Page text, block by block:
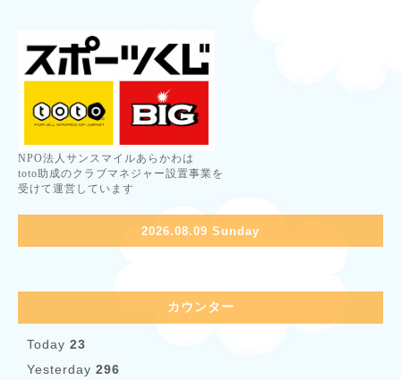
NPO法人サンスマイルあらかわは
toto助成のクラブマネジャー設置事業を
受けて運営しています
2026.08.09 Sunday
カウンター
Today 23
Yesterday 296